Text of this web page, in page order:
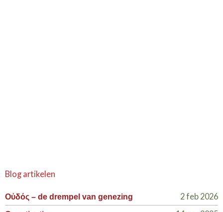
Blog artikelen
Οὐδός – de drempel van genezing 2 feb 2026